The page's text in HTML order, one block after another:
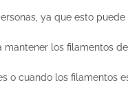
ya que esto
los filamentos
o cuando los filamentos